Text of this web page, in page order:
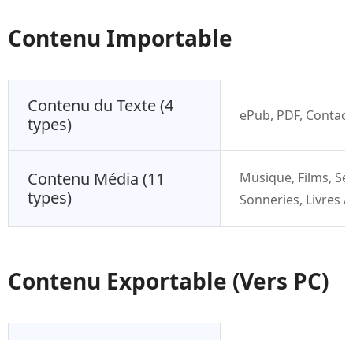
Contenu Importable
Contenu du Texte (4
types)
ePub, PDF,
Contenu Média (11
types)
Musique, Films,
Sonneries, Livres
Contenu Exportable (Vers PC)